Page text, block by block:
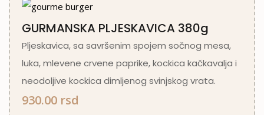
GURMANSKA PLJESKAVICA 380g
Pljeskavica, sa savršenim spojem sočnog mesa,
luka, mlevene crvene paprike, kockica kačkavalja i
neodoljive kockica dimljenog svinjskog vrata.
930.00 rsd